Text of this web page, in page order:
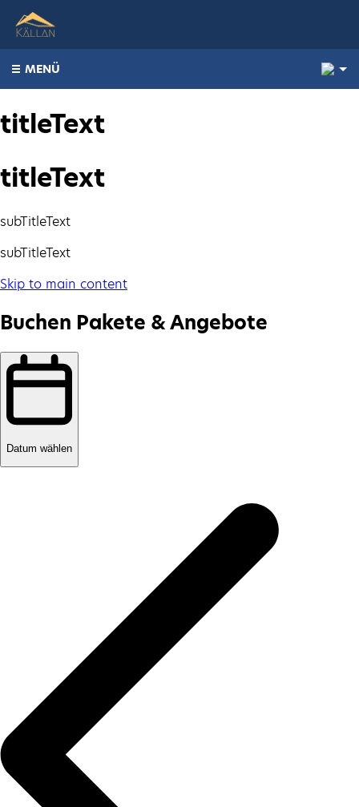
MENÜ
titleText
titleText
subTitleText
subTitleText
Skip to main content
Buchen Pakete & Angebote
Datum wählen